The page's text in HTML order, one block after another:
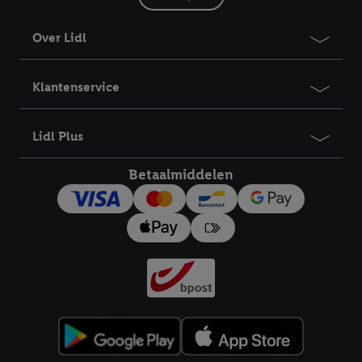
Over Lidl
Klantenservice
Lidl Plus
Betaalmiddelen